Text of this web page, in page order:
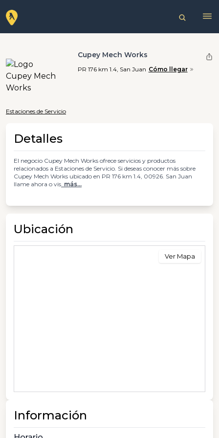
Cupey Mech Works
PR 176 km 1.4, San Juan Cómo llegar
Estaciones de Servicio
Detalles
El negocio Cupey Mech Works ofrece servicios y productos
relacionados a Estaciones de Servicio. Si deseas conocer más sobre
Cupey Mech Works ubicado en PR 176 km 1.4, 00926. San Juan
llame ahora o vis más...
Ubicación
Ver Mapa
Información